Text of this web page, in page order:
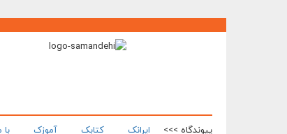
پیوندگاه >>> ایرانک کتابک آموزک